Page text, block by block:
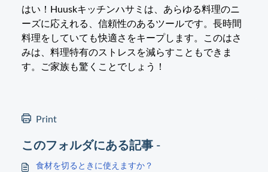
はい！Huuskキッチンハサミは、あらゆる料理のニ
ーズに応えれる、信頼性のあるツールです。長時間
料理をしていても快適さをキープします。このはさ
みは、料理特有のストレスを減らすこともできま
す。ご家族も驚くことでしょう！
Print
このフォルダにある記事 -
食材を切るときに使えますか？